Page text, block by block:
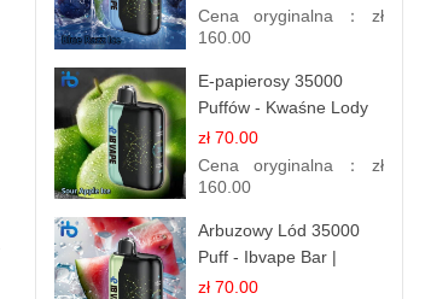
papieros Jednorazowy |
IBVAPE
Cena oryginalna： zł
160.00
E-papierosy 35000
Puffów - Kwaśne Lody
Jabłkowe |
Orzeźwiający Smak
zł 70.00
Cena oryginalna： zł
160.00
Arbuzowy Lód 35000
Puff - Ibvape Bar |
Orzeźwiający E-
zł 70.00